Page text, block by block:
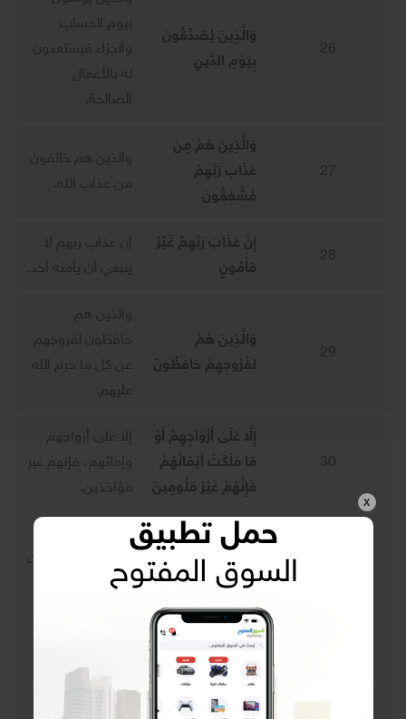
26
وَالَّذِينَ يُصَدِّقُونَ
بِيَوْمِ الدِّينِ
بيوم الحساب
والجزاء فيستعدون
له بالأعمال
الصالحة.
27
وَالَّذِينَ هُمْ مِنْ
عَذَابِ رَبِّهِمْ
مُشْفِقُونَ
والذين هم خائفون
من عذاب الله.
28
إِنَّ عَذَابَ رَبِّهِمْ غَيْرُ
مَأْمُونٍ
إن عذاب ربهم لا
ينبغي أن يأمنه أحد.
29
وَالَّذِينَ هُمْ
لِفُرُوجِهِمْ حَافِظُونَ
والذين هم
حافظون لفروجهم
عن كل ما حرم الله
عليهم.
30
إِلَّا عَلَى أَزْوَاجِهِمْ أَوْ
مَا مَلَكَتْ أَيْمَانُهُمْ
فَإِنَّهُمْ غَيْرُ مَلُومِينَ
إلا على أزواجهم
وإمائهم، فإنهم غير
مؤاخذين.
فَمَنِ ابْتَغَى وَرَاءَ
الْعَادُونَ
فمن طلب لقضاء
شهوته غير الزوجات
والمملوكات،
والذين هم
X